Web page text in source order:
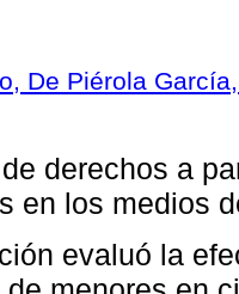
De Piérola
derechos a
en los medios
evaluó la